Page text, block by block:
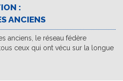
:
ANCIENS
anciens, le réseau fédère
ceux qui ont vécu sur la longue